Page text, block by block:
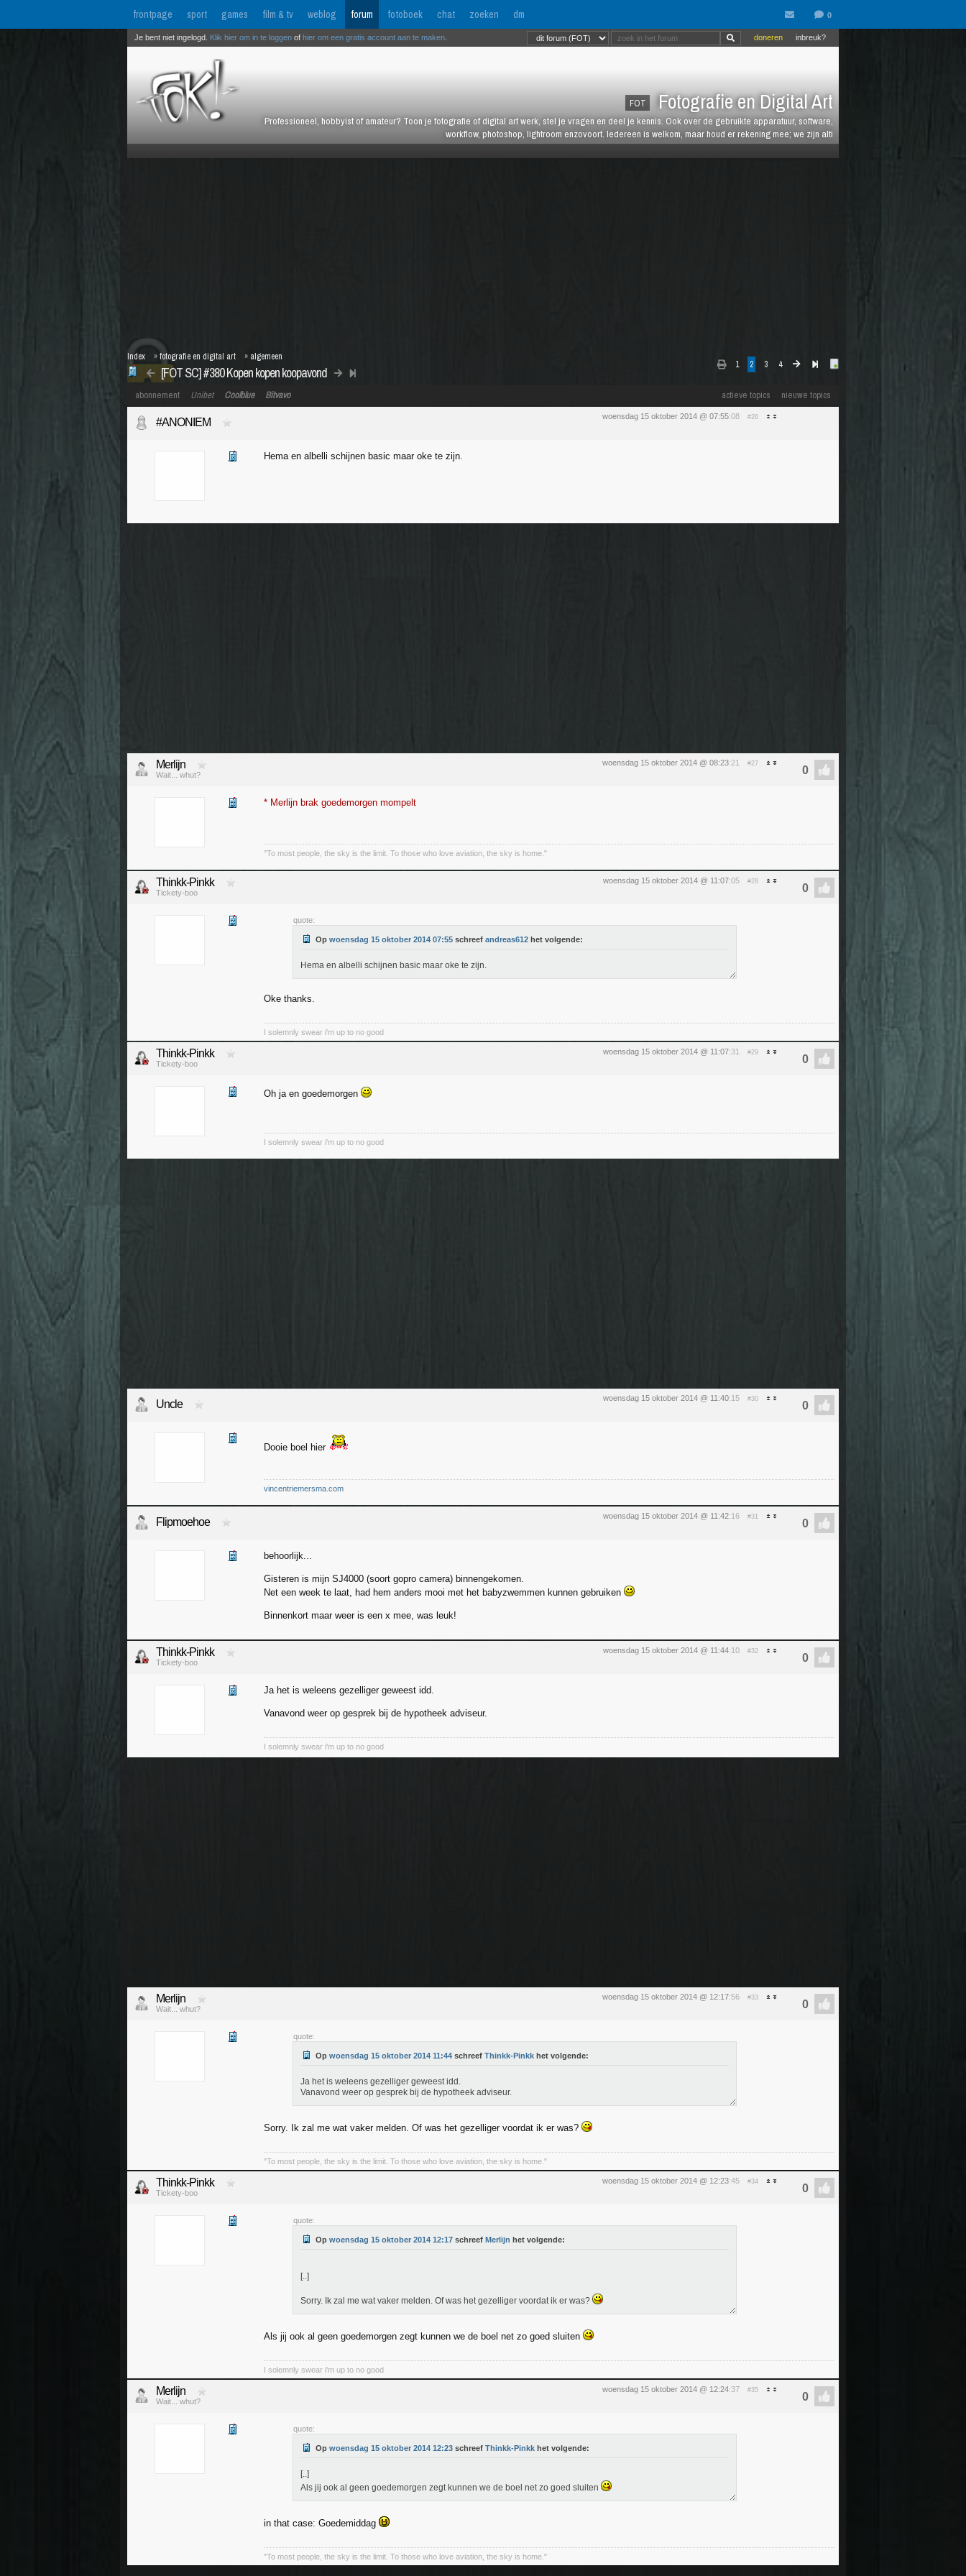
frontpage sport games film & tv weblog forum fotoboek chat zoeken dm
FOT Fotografie en Digital Art
Professioneel, hobbyist of amateur? Toon je fotografie of digital art werk, stel je vragen en deel je kennis. Ook over de gebruikte apparatuur, software,
workflow, photoshop, lightroom enzovoort. Iedereen is welkom, maar houd er rekening mee; we zijn alti
inbreuk?
doneren
Je bent niet ingelogd. Klik hier om in te loggen of hier om een gratis account aan te maken
1 2 3 4
[FOT SC] #380 Kopen kopen koopavond
Index »fotografie en digital art » algemeen
actieve topics nieuwe topics
abonnement Unibet Coolblue Bitvavo
woensdag 15 oktober 2014 @ 07:55:08 #26
#ANONIEM
Hema en albelli schijnen basic maar oke te zijn.
woensdag 15 oktober 2014 @ 08:23:21 #27
Merlijn
Wait... whut?
* Merlijn brak goedemorgen mompelt
"To most people, the sky is the limit. To those who love aviation, the sky is home."
woensdag 15 oktober 2014 @ 11:07:05 #28
Thinkk-Pinkk
Tickety-boo
quote:
Op woensdag 15 oktober 2014 07:55 schreef andreas612 het volgende:
Hema en albelli schijnen basic maar oke te zijn.
Oke thanks.
I solemnly swear i'm up to no good
woensdag 15 oktober 2014 @ 11:07:31 #29
Thinkk-Pinkk
Tickety-boo
Oh ja en goedemorgen
I solemnly swear i'm up to no good
woensdag 15 oktober 2014 @ 11:40:15 #30
Uncle
Dooie boel hier
vincentriemersma.com
woensdag 15 oktober 2014 @ 11:42:16 #31
Flipmoehoe
behoorlijk...
Gisteren is mijn SJ4000 (soort gopro camera) binnengekomen.
Net een week te laat, had hem anders mooi met het babyzwemmen kunnen gebruiken
Binnenkort maar weer is een x mee, was leuk!
woensdag 15 oktober 2014 @ 11:44:10 #32
Thinkk-Pinkk
Tickety-boo
Ja het is weleens gezelliger geweest idd.
Vanavond weer op gesprek bij de hypotheek adviseur.
I solemnly swear i'm up to no good
woensdag 15 oktober 2014 @ 12:17:56 #33
Merlijn
Wait... whut?
quote:
Op woensdag 15 oktober 2014 11:44 schreef Thinkk-Pinkk het volgende:
Ja het is weleens gezelliger geweest idd.
Vanavond weer op gesprek bij de hypotheek adviseur.
Sorry. Ik zal me wat vaker melden. Of was het gezelliger voordat ik er was?
"To most people, the sky is the limit. To those who love aviation, the sky is home."
woensdag 15 oktober 2014 @ 12:23:45 #34
Thinkk-Pinkk
Tickety-boo
quote:
Op woensdag 15 oktober 2014 12:17 schreef Merlijn het volgende:
[..]
Sorry. Ik zal me wat vaker melden. Of was het gezelliger voordat ik er was?
Als jij ook al geen goedemorgen zegt kunnen we de boel net zo goed sluiten
I solemnly swear i'm up to no good
woensdag 15 oktober 2014 @ 12:24:37 #35
Merlijn
Wait... whut?
quote:
Op woensdag 15 oktober 2014 12:23 schreef Thinkk-Pinkk het volgende:
[..]
Als jij ook al geen goedemorgen zegt kunnen we de boel net zo goed sluiten
in that case: Goedemiddag
"To most people, the sky is the limit. To those who love aviation, the sky is home."